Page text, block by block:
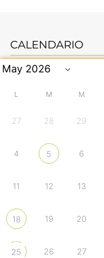
CALENDARIO
L M M
27 28 29
4 5 6
11 12 13
18 19 20
25 26 27